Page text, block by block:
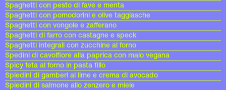
Spaghetti con pesto di fave e menta
Spaghetti con pomodorini e olive taggiasche
Spaghetti con vongole e zafferano
Spaghetti di farro con castagne e speck
Spaghetti integrali con zucchine al forno
Spedini di cavolfiore alla paprica con maio vegana
Spicy feta al forno in pasta fillo
Spiedini di gamberi al lime e crema di avocado
Spiedini di salmone allo zenzero e miele